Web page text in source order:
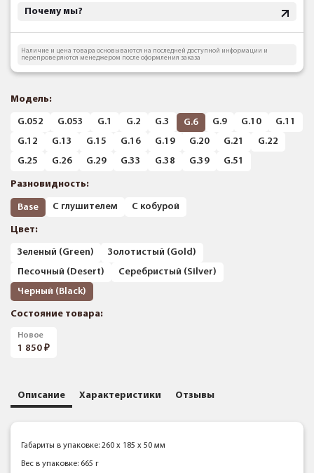
Почему мы?
Наличие и цена товара основываются на последней доступной информации и
перепроверяются менеджером после оформления заказа
Модель:
G.052 G.053 G.1 G.2 G.3 G.6 G.9 G.10
G.11
G.12
G.13 G.15 G.16 G.19 G.20 G.21
G.22
G.25
G.26 G.29 G.33 G.38 G.39 G.51
Разновидность:
Base С глушителем С кобурой
Цвет:
Зеленый (Green)
Золотистый (Gold)
Песочный (Desert)
Серебристый (Silver)
Черный (Black)
Состояние товара:
Новое
1 850
Описание Характеристики Отзывы
Габариты в упаковке: 260 x 185 x 50 мм
Вес в упаковке: 665 г